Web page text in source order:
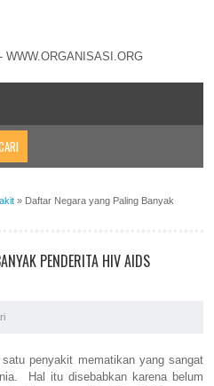
» Daftar Negara yang Paling Banyak
PENDERITA HIV AIDS
penyakit mematikan yang sangat
Hal itu disebabkan karena belum